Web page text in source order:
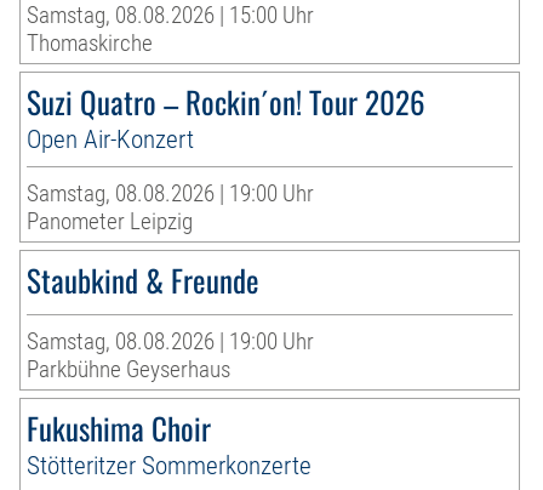
Samstag, 08.08.2026 | 15:00 Uhr
Thomaskirche
Suzi Quatro – Rockin´on! Tour 2026
Open Air-Konzert
Samstag, 08.08.2026 | 19:00 Uhr
Panometer Leipzig
Staubkind & Freunde
Samstag, 08.08.2026 | 19:00 Uhr
Parkbühne Geyserhaus
Fukushima Choir
Stötteritzer Sommerkonzerte